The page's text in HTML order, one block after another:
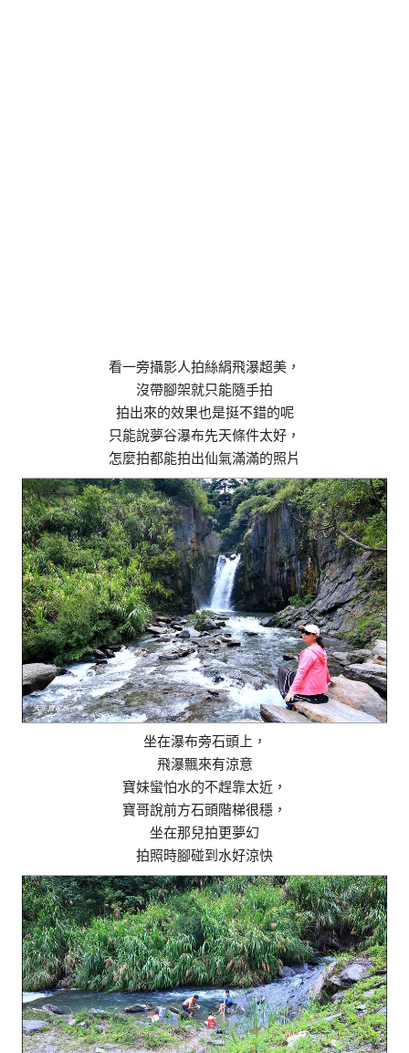
看一旁攝影人拍絲絹飛瀑超美，
沒帶腳架就只能隨手拍
拍出來的效果也是挺不錯的呢
只能說夢谷瀑布先天條件太好，
怎麼拍都能拍出仙氣滿滿的照片
坐在瀑布旁石頭上，
飛瀑飄來有涼意
寶妹蠻怕水的不趕靠太近，
寶哥說前方石頭階梯很穩，
坐在那兒拍更夢幻
拍照時腳碰到水好涼快